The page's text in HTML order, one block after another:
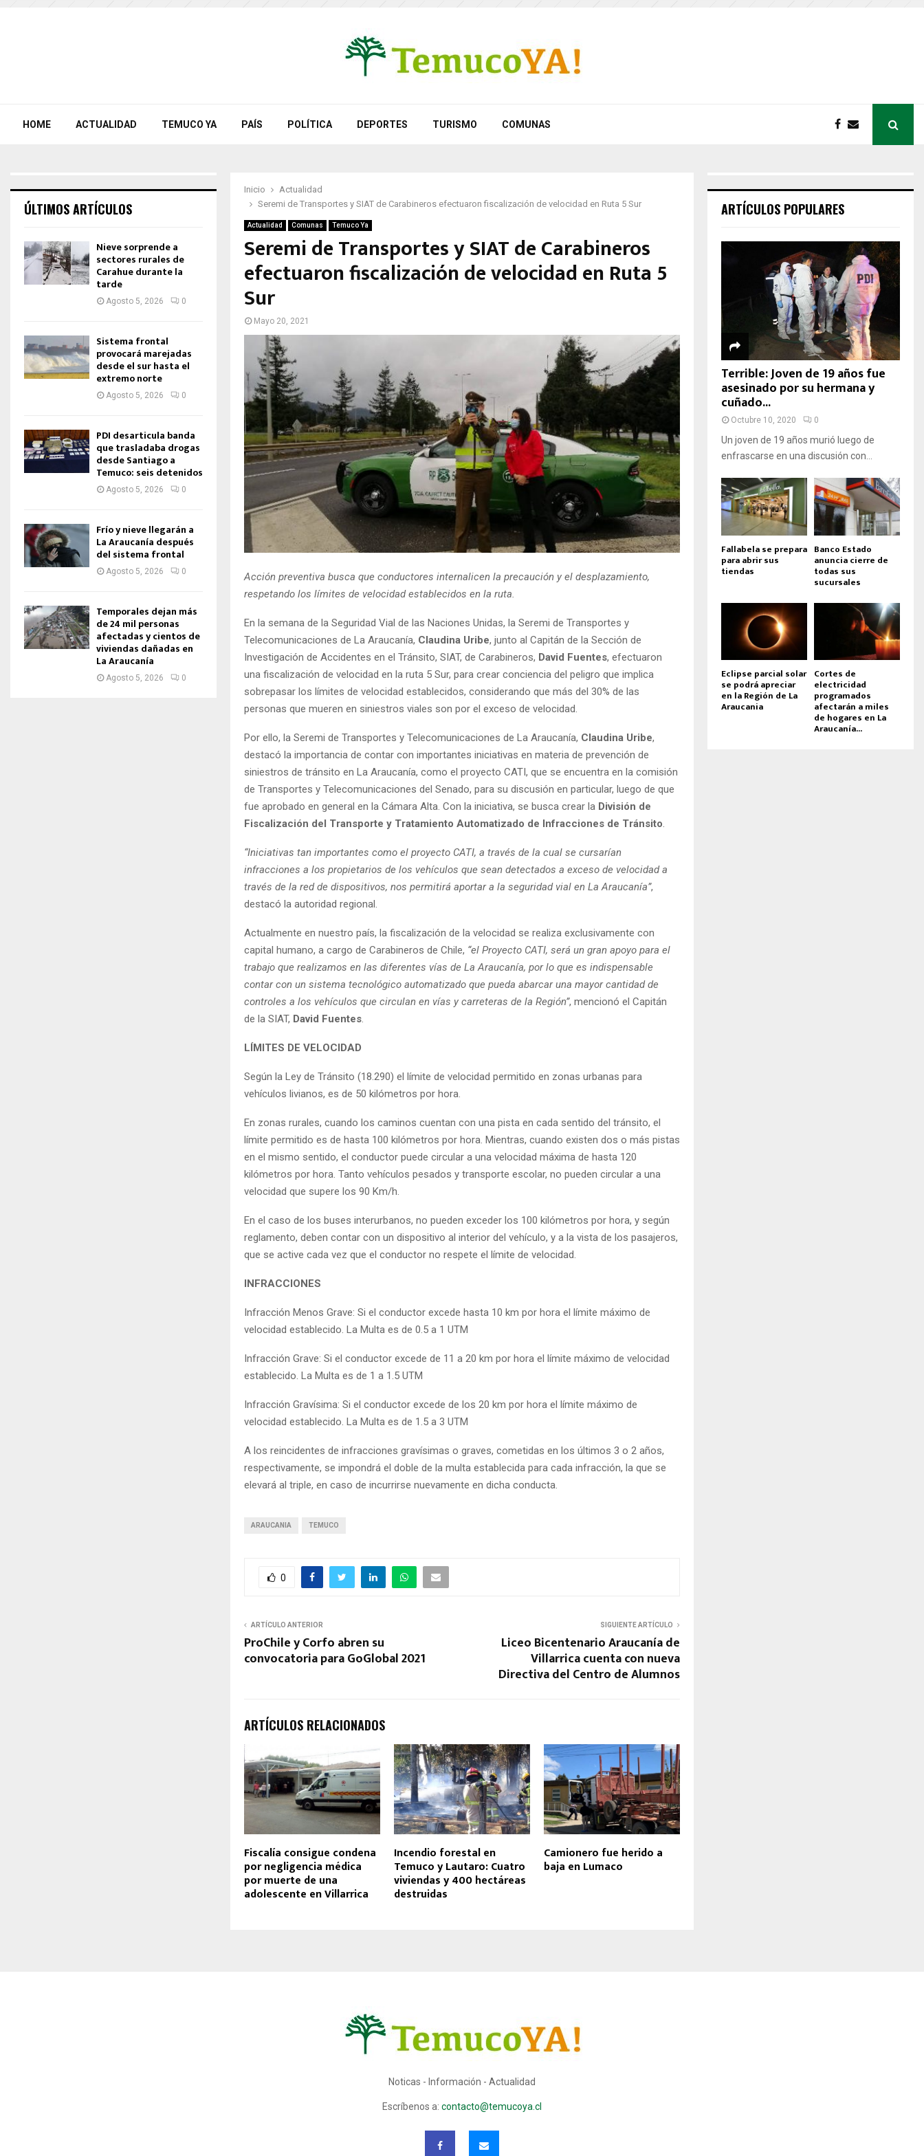
HOME ACTUALIDAD TEMUCO YA PAÍS POLÍTICA DEPORTES TURISMO COMUNAS
Inicio
Actualidad
Seremi de Transportes y SIAT de Carabineros efectuaron fiscalización de velocidad en Ruta 5 Sur
Actualidad Comunas Temuco Ya
Seremi de Transportes y SIAT de Carabineros
efectuaron fiscalización de velocidad en Ruta 5
Sur
Mayo 20, 2021
Acción preventiva busca que conductores internalicen la precaución y el desplazamiento,
respetando los límites de velocidad establecidos en la ruta.
En la semana de la Seguridad Vial de las Naciones Unidas, la Seremi de Transportes y
Telecomunicaciones de La Araucanía, Claudina Uribe, junto al Capitán de la Sección de
Investigación de Accidentes en el Tránsito, SIAT, de Carabineros, David Fuentes, efectuaron
una fiscalización de velocidad en la ruta 5 Sur, para crear conciencia del peligro que implica
sobrepasar los límites de velocidad establecidos, considerando que más del 30% de las
personas que mueren en siniestros viales son por el exceso de velocidad.
Por ello, la Seremi de Transportes y Telecomunicaciones de La Araucanía, Claudina Uribe,
destacó la importancia de contar con importantes iniciativas en materia de prevención de
siniestros de tránsito en La Araucanía, como el proyecto CATI, que se encuentra en la comisión
de Transportes y Telecomunicaciones del Senado, para su discusión en particular, luego de que
fue aprobado en general en la Cámara Alta. Con la iniciativa, se busca crear la División de
Fiscalización del Transporte y Tratamiento Automatizado de Infracciones de Tránsito
“Iniciativas tan importantes como el proyecto CATI, a través de la cual se cursarían
infracciones a los propietarios de los vehículos que sean detectados a exceso de velocidad a
través de la red de dispositivos, nos permitirá aportar a la seguridad vial en La Araucanía”,
destacó la autoridad regional.
Actualmente en nuestro país, la fiscalización de la velocidad se realiza exclusivamente con
capital humano, a cargo de Carabineros de Chile, “el Proyecto CATI, será un gran apoyo para el
trabajo que realizamos en las diferentes vías de La Araucanía, por lo que es indispensable
contar con un sistema tecnológico automatizado que pueda abarcar una mayor cantidad de
controles a los vehículos que circulan en vías y carreteras de la Región”, mencionó el Capitán
de la SIAT, David Fuentes
LÍMITES DE VELOCIDAD
Según la Ley de Tránsito (18.290) el límite de velocidad permitido en zonas urbanas para
vehículos livianos, es de 50 kilómetros por hora.
En zonas rurales, cuando los caminos cuentan con una pista en cada sentido del tránsito, el
límite permitido es de hasta 100 kilómetros por hora. Mientras, cuando existen dos o más pistas
en el mismo sentido, el conductor puede circular a una velocidad máxima de hasta 120
kilómetros por hora. Tanto vehículos pesados y transporte escolar, no pueden circular a una
velocidad que supere los 90 Km/h.
En el caso de los buses interurbanos, no pueden exceder los 100 kilómetros por hora, y según
reglamento, deben contar con un dispositivo al interior del vehículo, y a la vista de los pasajeros,
que se active cada vez que el conductor no respete el límite de velocidad.
INFRACCIONES
Infracción Menos Grave: Si el conductor excede hasta 10 km por hora el límite máximo de
velocidad establecido. La Multa es de 0.5 a 1 UTM
Infracción Grave: Si el conductor excede de 11 a 20 km por hora el límite máximo de velocidad
establecido. La Multa es de 1 a 1.5 UTM
Infracción Gravísima: Si el conductor excede de los 20 km por hora el límite máximo de
velocidad establecido. La Multa es de 1.5 a 3 UTM
A los reincidentes de infracciones gravísimas o graves, cometidas en los últimos 3 o 2 años,
respectivamente, se impondrá el doble de la multa establecida para cada infracción, la que se
elevará al triple, en caso de incurrirse nuevamente en dicha conducta.
ARAUCANIA TEMUCO
0
ARTÍCULO ANTERIOR
ProChile y Corfo abren su
convocatoria para GoGlobal 2021
SIGUIENTE ARTÍCULO
Liceo Bicentenario Araucanía de
Villarrica cuenta con nueva
Directiva del Centro de Alumnos
ARTÍCULOS RELACIONADOS
Fiscalía consigue condena
por negligencia médica
por muerte de una
adolescente en Villarrica
Incendio forestal en
Temuco y Lautaro: Cuatro
viviendas y 400 hectáreas
destruidas
Camionero fue herido a
baja en Lumaco
ÚLTIMOS ARTÍCULOS
Nieve sorprende a
sectores rurales de
Carahue durante la
tarde
Agosto 5, 2026 0
Sistema frontal
provocará marejadas
desde el sur hasta el
extremo norte
Agosto 5, 2026 0
PDI desarticula banda
que trasladaba drogas
desde Santiago a
Temuco: seis detenidos
Agosto 5, 2026 0
Frío y nieve llegarán a
La Araucanía después
del sistema frontal
Agosto 5, 2026 0
Temporales dejan más
de 24 mil personas
afectadas y cientos de
viviendas dañadas en
La Araucanía
Agosto 5, 2026 0
ARTÍCULOS POPULARES
Terrible: Joven de 19 años fue
asesinado por su hermana y
cuñado...
Octubre 10, 2020 0
Un joven de 19 años murió luego de
enfrascarse en una discusión con...
Fallabela se prepara
para abrir sus
tiendas
Banco Estado
anuncia cierre de
todas sus
sucursales
Eclipse parcial solar
se podrá apreciar
en la Región de La
Araucania
Cortes de
electricidad
programados
afectarán a miles
de hogares en La
Araucanía...
Noticas - Información - Actualidad
Escríbenos a: contacto@temucoya.cl